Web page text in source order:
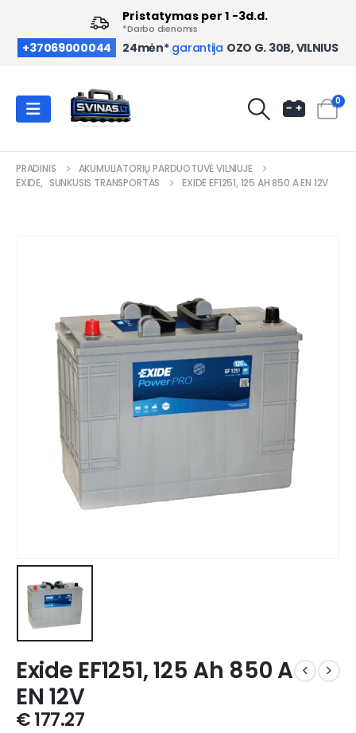
+37069000044 24mėn* garantija OZO G. 30B, VILNIUS
Pristatymas per 1 -3d.d.
*Darbo dienomis
0
PRADINIS
AKUMULIATORIŲ PARDUOTUVĖ VILNIUJE
EXIDE, SUNKUSIS TRANSPORTAS EXIDE EF1251, 125 AH 850 A EN 12V
Exide EF1251, 125 Ah 850 A
EN 12V
€177.27